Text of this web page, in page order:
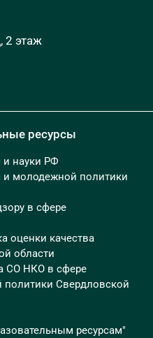
2 этаж
ресурсы
и науки РФ
и молодежной политики
в сфере
оценки качества
области
СО НКО в сфере
Свердловской
ресурсам"